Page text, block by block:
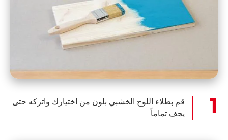
قم بطلاء اللوح الخشبي بلون من اختيارك واتركه حتى
يجف تماماً.